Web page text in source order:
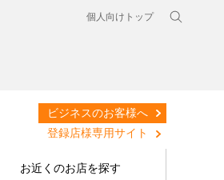
個人向けトップ
ビジネスのお客様へ
登録店様専用サイト
お近くのお店を探す